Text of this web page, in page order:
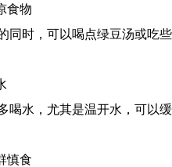
食物
同时，可以喝点绿豆汤或吃
喝水，尤其是温开水，可以
慎食